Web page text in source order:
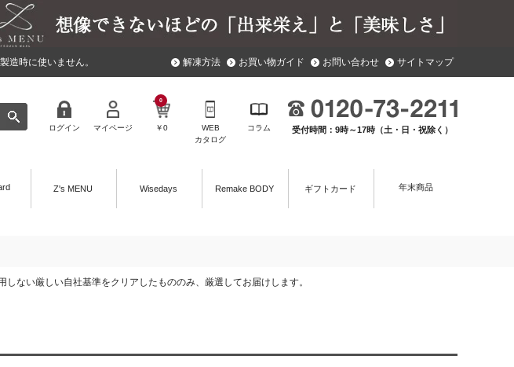
造時に使いません。 解凍方法 お買い物ガイド お問い合わせ サイトマップ
受付時間：9時～17時（土・日・祝除く）
ログイン マイページ ￥0
0
WEB
カタログ
コラム
Z's MENU Wisedays Remake BODY ギフトカード 年末商品
ない厳しい自社基準をクリアしたもののみ、厳選してお届けします。